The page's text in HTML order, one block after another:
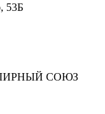
53Б
СОЮЗ